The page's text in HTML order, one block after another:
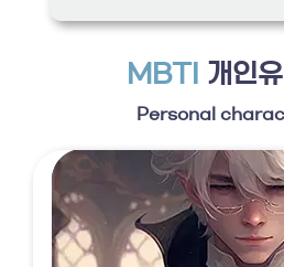
MBTI 개인
Personal